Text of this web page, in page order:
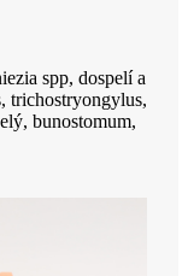
spp, dospelí a
trichostryongylus,
bunostomum,